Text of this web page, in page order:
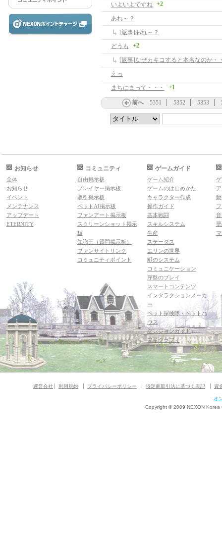
いよいよですね
+2
あれ～？
[返事]あれ～？
どうも
+2
[返事]なぜカキコすると本名なのか・
えっ
まちにまって・・・
+1
前へ 5351 5352 5353
お知らせ
全体
お知らせ
イベント
メンテナンス
アップデート
ETERNITY
コミュニティ
自由掲示板
プレイヤー掲示板
取引掲示板
ペットAI掲示板
ファンアート掲示板
スクリーンショット掲示
板
知識王（質問掲示板）
ファンサイトリンク
コミュニティポイント
ゲームガイド
ゲーム紹介
ゲームのはじめかた
キャラクター作成
操作ガイド
基本戦闘
スキルシステム
生産
ステータス
エリンの世界
町のシステム
コミュニケーション
序盤のプレイ
スマートコンテンツ
インタラクションメーカ
ー
ペット探検隊・ペットハ
ウス
ダンジョンガイド
マギグラフィ
運営会社 利用規約 プライバシーポリシー 特定商取引法に基づく表記 資
オ
Copyright © 2009 NEXON Korea